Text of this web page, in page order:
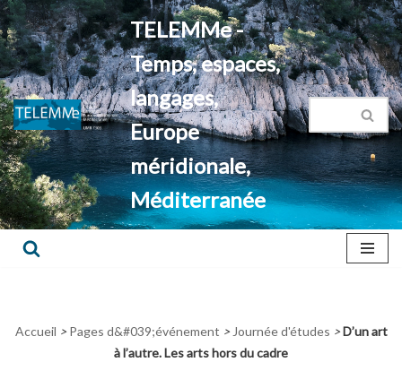
Aller
au
contenu
TELEMMe -
Temps, espaces,
langages,
Europe
méridionale,
Méditerranée
Accueil > Pages d&#039;événement > Journée d'études > D’un art
à l’autre. Les arts hors du cadre